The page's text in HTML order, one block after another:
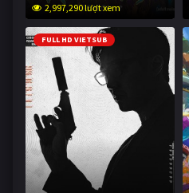
2,997,290 lượt xem
FULL HD VIETSUB